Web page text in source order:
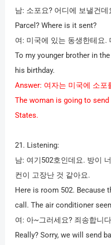
남: 소포요? 어디에 보낼건데
Parcel? Where is it sent?
여 : 미국에 있는 동생한테요.
To my younger brother in
his birthday.
Answer: 여자는 미국에 소포
The woman is going to
States.
21. Listening:
남: 여기 502호인데요. 방이
컨이 고장난 것 같아요.
Here is room 502. Because
call. The air conditioner
여 : 아~그러세요? 죄송합니다
Really? Sorry, we will send